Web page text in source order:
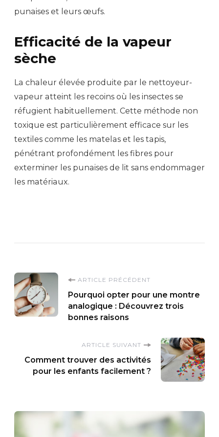
punaises et leurs œufs.
Efficacité de la vapeur
sèche
La chaleur élevée produite par le nettoyeur-
vapeur atteint les recoins où les insectes se
réfugient habituellement. Cette méthode non
toxique est particulièrement efficace sur les
textiles comme les matelas et les tapis,
pénétrant profondément les fibres pour
exterminer les punaises de lit sans endommager
les matériaux.
Navigation
d'article
ARTICLE PRÉCÉDENT
Pourquoi opter pour une montre
analogique : Découvrez trois
bonnes raisons
ARTICLE SUIVANT
Comment trouver des activités
pour les enfants facilement ?